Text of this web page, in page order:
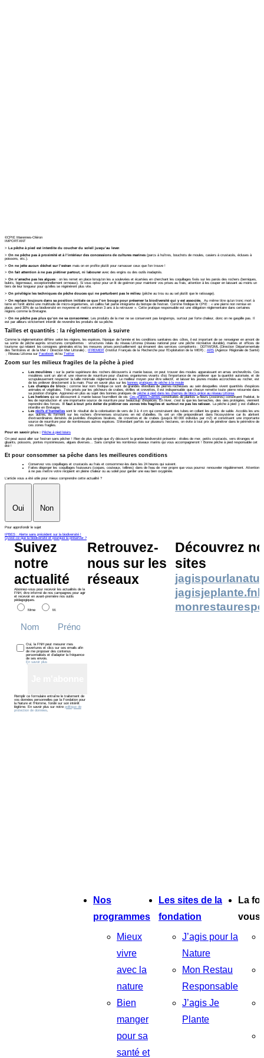
©CPIE Marennes-Oléron
IMPORTANT
> La pêche à pied est interdite du coucher du soleil jusqu’au lever.
> On ne pêche pas à proximité et à l’intérieur des concessions de cultures marines (parcs à huîtres, bouchots de moules, casiers à crustacés, écluses à
poissons, etc.).
> On ne jette aucun déchet sur l’estran mais on en profite plutôt pour ramasser ceux que l’on trouve !
> On fait attention à ne pas piétiner partout, ni laboureravec des engins ou des outils inadaptés.
> On n’arrache pas les algues : on les remet en place lorsqu’on les a soulevées et écartées en cherchant les coquillages fixés sur les parois des rochers (berniques,
bulots, bigorneaux, exceptionnellement ormeaux). Si vous optez pour un lit de goémon pour maintenir vos prises au frais, attention à les couper en laissant au moins un
tiers de leur longueur pour qu’elles se régénèrent plus vite.
> On privilégie les techniques de pêche douces qui ne perturbent pas le milieu (pêche au trou ou au sel plutôt que le ratissage).
> On replace toujours dans sa position initiale ce que l’on bouge pour préserver la biodiversité qui y est associée.
Au même titre qu’un tronc mort à
terre en forêt abrite une multitude de micro-organismes, un caillou fait partie intégrante du biotope de l’estran. Comme l’indique le CPIE : « une pierre non remise en
place, perd 30% de sa biodiversité en moyenne et mettra environ 3 ans à la retrouver ». Cette pratique responsable est une obligation réglementaire dans certaines
régions comme la Bretagne.
> On ne pêche pas plus qu’on ne va consommer. Les produits de la mer ne se conservent pas longtemps, surtout par forte chaleur, donc on ne gaspille pas. Il
est par ailleurs strictement interdit de revendre les produits de sa pêche.
Tailles et quantités : la réglementation à suivre
Comme la règlementation diffère selon les régions, les espèces, l’époque de l’année et les conditions sanitaires des côtes, il est important de se renseigner en amont de
sa sortie de pêche auprès structures compétentes : structures relais du réseau Littorea (réseau national pour une pêche récréative durable), mairies et offices de
tourisme qui relaient les consignes générales et/ou les mesures prises ponctuellement qui émanent des services compétents : DDTM/DML (Direction Départementale
des Territoires et de la Mer / Direction Mer Littorale) ;
IFREMER (Institut Français de la Recherche pour l’Exploitation de la MER) ;ARS (Agence Régionale de Santé)
; Réseau Littorea sur Facebook et/ou Twitter
Zoom sur les milieux fragiles de la pêche à pied
Les moulières :sur la partie supérieure des rochers découverts à marée basse, on peut trouver des moules apparaissant en amas enchevêtrés. Ces
moulières sont un abri et une réserve de nourriture pour d’autres organismes vivants d’où l’importance de ne prélever que la quantité autorisée, et de
scrupuleusement respecter la taille minimale réglementaire. Le meilleur moyen pour être sélectif, et laisser les jeunes moules accrochées au rocher, est
de les prélever directement à la main. Pour en savoir plus sur les bonnes pratiques de pêche à la moule
Les champs de blocs : comme leur nom l’indique ce sont de grandes étendues de pierres rocheuses au sein desquelles vivent quantités d’espèces
animales et végétales. Très prisés par les pêcheurs de crabes, étrilles et crevettes, il est indispensable que chacun remette toute pierre retournée dans
sa position d’origine. Apprenez-en plus au sujet des bonnes pratiques de pêche à pied dans les champs de blocs grâce au réseau Littorea
Les herbiersqui se découvrent à marée basse fourmillent de vie.Ces prairies marinesconstituées de plantes à fleurs (zostères) constituent l’habitat, le
lieu de reproduction et une importante source de nourriture pour beaucoup d’espèces. En hiver, c’est là que les bernaches, des oies protégées, viennent
reprendre des forces. Il faut à tout prix éviter de piétiner ces zones très fragiles et surtout ne pas les ratisser.
La pêche à pied y est d’ailleurs
interdite en Bretagne.
Lesrécifs d’hermelles sont le résultat de la colonisation de vers de 3 à 4 cm qui construisent des tubes en collant les grains de sable. Accolés les uns
aux autres, ils forment sur les rochers d’immenses structures en nid d’abeilles. Ils ont un rôle prépondérant dans l’écosystème car ils abritent
d’extraordinaires densités de juvéniles d’espèces bivalves, de crevettes et de crabes (jusqu’à 60 000 individus par m2) et constituent une importante
source de nourriture pour de nombreuses autres espèces. S’étendant parfois sur plusieurs hectares, on évite à tout prix de pénétrer dans le périmètre de
ces zones fragiles.
Pour en savoir plus : Pêche à pied loisirs
On peut aussi aller sur l’estran sans pêcher ! Rien de plus simple que d’y découvrir la grande biodiversité présente : étoiles de mer, petits crustacés, vers étranges et
gluants, poissons, pontes mystérieuses, algues diverses… Sans compter les nombreux oiseaux marins qui vous accompagneront ! Bonne pêche à pied responsable cet
été !
Et pour consommer sa pêche dans les meilleures conditions
Conservez vos coquillages et crustacés au frais et consommez-les dans les 24 heures qui suivent.
Faites dégorger les coquillages fouisseurs (coques, couteaux, tellines) dans de l’eau de mer propre que vous pourrez renouveler régulièrement. Attention
à ne pas mettre votre récipient en pleine chaleur ou au soleil pour garder une eau bien oxygénée.
L'article vous a été utile pour mieux comprendre cette actualité ?
Oui Non
Pour approfondir le sujet
IPBES : Alerte sans précédent sur la biodiversité !
Qu'est-ce que la biodiversité et pourquoi la préserver ?
Suivez
notre
actualité
Abonnez-vous pour recevoir les actualités de la
FNH, être informé de nos campagnes pour agir
et recevoir en avant-première nos outils
pédagogiques.
Mme M.
Oui, la FNH peut mesurer mes
ouvertures et clics sur ses emails afin
de me proposer des contenus
personnalisés et d’adapter la fréquence
de ses envois.
En savoir plus
Remplir ce formulaire entraîne le traitement de
vos données personnelles par la Fondation pour
la Nature et l’Homme, fondé sur son intérêt
légitime. En savoir plus sur notre politique de
protection de données.
Retrouvez-
nous sur les
réseaux
Découvrez
sites
Nos
programmes
Mieux
vivre
avec la
nature
Bien
manger
pour sa
santé et
Les sites de la
fondation
J’agis pour la
Nature
Mon Restau
Responsable
J’agis Je
Plante
La
vous